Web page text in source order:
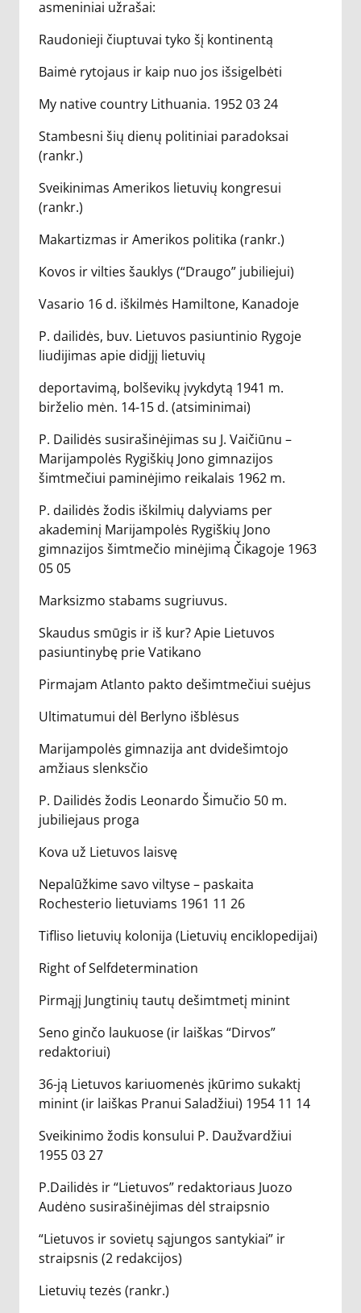
asmeniniai užrašai:
Raudonieji čiuptuvai tyko šį kontinentą
Baimė rytojaus ir kaip nuo jos išsigelbėti
My native country Lithuania. 1952 03 24
Stambesni šių dienų politiniai paradoksai
(rankr.)
Sveikinimas Amerikos lietuvių kongresui
(rankr.)
Makartizmas ir Amerikos politika (rankr.)
Kovos ir vilties šauklys (“Draugo” jubiliejui)
Vasario 16 d. iškilmės Hamiltone, Kanadoje
P. dailidės, buv. Lietuvos pasiuntinio Rygoje
liudijimas apie didįjį lietuvių
deportavimą, bolševikų įvykdytą 1941 m.
birželio mėn. 14-15 d. (atsiminimai)
P. Dailidės susirašinėjimas su J. Vaičiūnu –
Marijampolės Rygiškių Jono gimnazijos
šimtmečiui paminėjimo reikalais 1962 m.
P. dailidės žodis iškilmių dalyviams per
akademinį Marijampolės Rygiškių Jono
gimnazijos šimtmečio minėjimą Čikagoje 1963
05 05
Marksizmo stabams sugriuvus.
Skaudus smūgis ir iš kur? Apie Lietuvos
pasiuntinybę prie Vatikano
Pirmajam Atlanto pakto dešimtmečiui suėjus
Ultimatumui dėl Berlyno išblėsus
Marijampolės gimnazija ant dvidešimtojo
amžiaus slenksčio
P. Dailidės žodis Leonardo Šimučio 50 m.
jubiliejaus proga
Kova už Lietuvos laisvę
Nepalūžkime savo viltyse – paskaita
Rochesterio lietuviams 1961 11 26
Tifliso lietuvių kolonija (Lietuvių enciklopedijai)
Right of Selfdetermination
Pirmąjį Jungtinių tautų dešimtmetį minint
Seno ginčo laukuose (ir laiškas “Dirvos”
redaktoriui)
36-ją Lietuvos kariuomenės įkūrimo sukaktį
minint (ir laiškas Pranui Saladžiui) 1954 11 14
Sveikinimo žodis konsului P. Daužvardžiui
1955 03 27
P.Dailidės ir “Lietuvos” redaktoriaus Juozo
Audėno susirašinėjimas dėl straipsnio
“Lietuvos ir sovietų sąjungos santykiai” ir
straipsnis (2 redakcijos)
Lietuvių tezės (rankr.)